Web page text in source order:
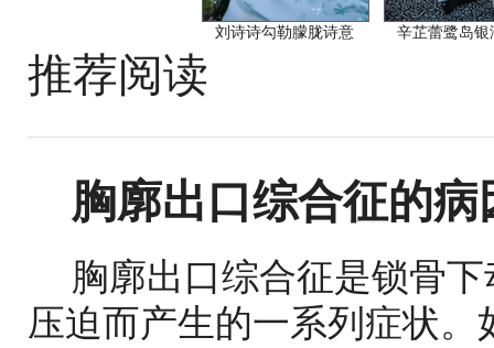
刘诗诗勾勒朦胧诗意 辛芷蕾鹭岛银
推荐阅读
胸廓出口综合征的
胸廓出口综合征是锁骨
压迫而产生的一系列症状